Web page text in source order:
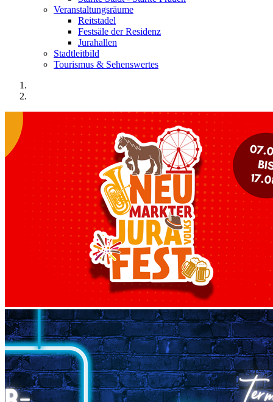
Veranstaltungsräume
Reitstadel
Festsäle der Residenz
Jurahallen
Stadtleitbild
Tourismus & Sehenswertes